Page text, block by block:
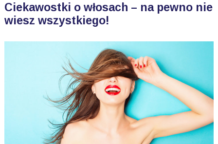
Ciekawostki o włosach – na pewno nie
wiesz wszystkiego!